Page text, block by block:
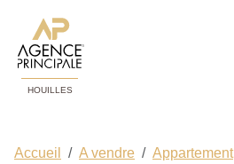
HOUILLES
Accueil A vendre Appartement